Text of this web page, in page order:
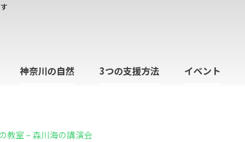
神奈川の自然 3つの支援方法 イベント
教室 – 森川海の講演会